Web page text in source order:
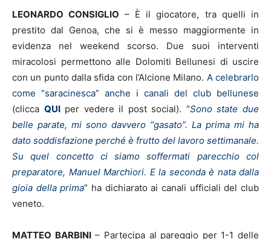
LEONARDO CONSIGLIO – È il giocatore, tra quelli in
prestito dal Genoa, che si è messo maggiormente in
evidenza nel weekend scorso. Due suoi interventi
miracolosi permettono alle Dolomiti Bellunesi di uscire
con un punto dalla sfida con l’Alcione Milano. A celebrarlo
come “saracinesca” anche i canali del club bellunese
(clicca QUIper vedere il post social). “Sono state due
belle parate, mi sono davvero “gasato”. La prima mi ha
dato soddisfazione perché è frutto del lavoro settimanale.
Su quel concetto ci siamo soffermati parecchio col
preparatore, Manuel Marchiori. E la seconda è nata dalla
gioia della prima” ha dichiarato ai canali ufficiali del club
veneto.
MATTEO BARBINI– Partecipa al pareggio per 1-1 delle